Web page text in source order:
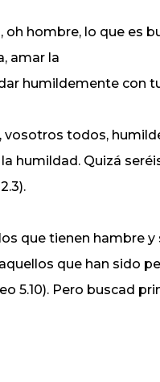
oh hombre, lo que es
amar la
humildemente con
vosotros todos,
humildad. Quizá
que tienen hambre
que han sido
5.10). Pero buscad